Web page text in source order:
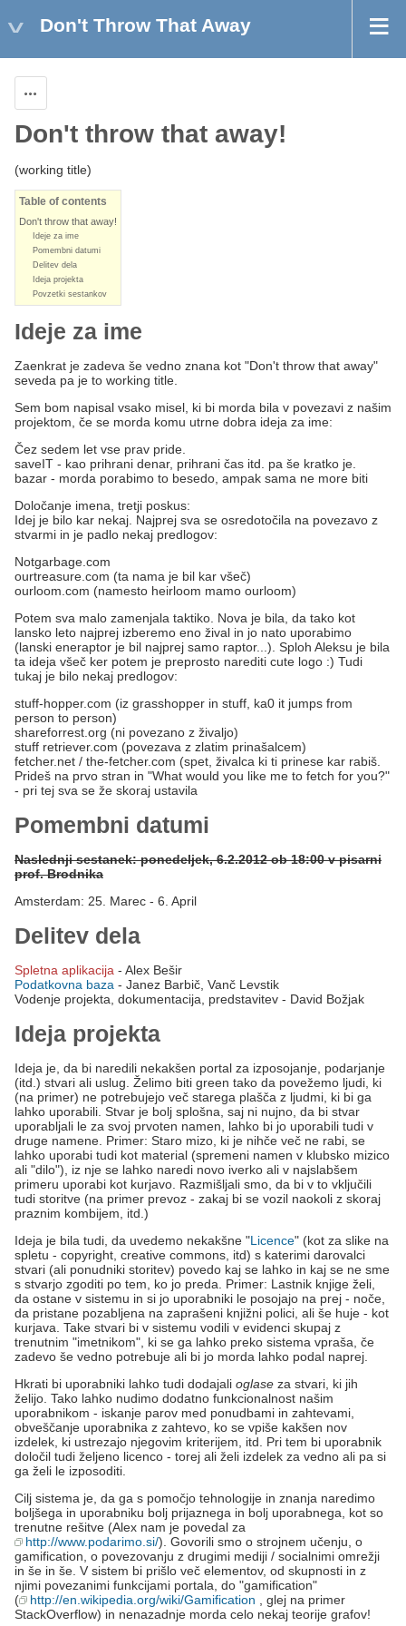
Don't Throw That Away
Don't throw that away!
(working title)
Table of contents
Don't throw that away!
Ideje za ime
Pomembni datumi
Delitev dela
Ideja projekta
Povzetki sestankov
Ideje za ime
Zaenkrat je zadeva še vedno znana kot "Don't throw that away"
seveda pa je to working title.
Sem bom napisal vsako misel, ki bi morda bila v povezavi z našim
projektom, če se morda komu utrne dobra ideja za ime:
Čez sedem let vse prav pride.
saveIT - kao prihrani denar, prihrani čas itd. pa še kratko je.
bazar - morda porabimo to besedo, ampak sama ne more biti
Določanje imena, tretji poskus:
Idej je bilo kar nekaj. Najprej sva se osredotočila na povezavo z
stvarmi in je padlo nekaj predlogov:
Notgarbage.com
ourtreasure.com (ta nama je bil kar všeč)
ourloom.com (namesto heirloom mamo ourloom)
Potem sva malo zamenjala taktiko. Nova je bila, da tako kot
lansko leto najprej izberemo eno žival in jo nato uporabimo
(lanski eneraptor je bil najprej samo raptor...). Sploh Aleksu je bila
ta ideja všeč ker potem je preprosto narediti cute logo :) Tudi
tukaj je bilo nekaj predlogov:
stuff-hopper.com (iz grasshopper in stuff, ka0 it jumps from
person to person)
shareforrest.org (ni povezano z živaljo)
stuff retriever.com (povezava z zlatim prinašalcem)
fetcher.net / the-fetcher.com (spet, živalca ki ti prinese kar rabiš.
Prideš na prvo stran in "What would you like me to fetch for you?"
- pri tej sva se že skoraj ustavila
Pomembni datumi
Naslednji sestanek: ponedeljek, 6.2.2012 ob 18:00 v pisarni
prof. Brodnika
Amsterdam: 25. Marec - 6. April
Delitev dela
Spletna aplikacija - Alex Bešir
Podatkovna baza - Janez Barbič, Vanč Levstik
Vodenje projekta, dokumentacija, predstavitev - David Božjak
Ideja projekta
Ideja je, da bi naredili nekakšen portal za izposojanje, podarjanje
(itd.) stvari ali uslug. Želimo biti green tako da povežemo ljudi, ki
(na primer) ne potrebujejo več starega plašča z ljudmi, ki bi ga
lahko uporabili. Stvar je bolj splošna, saj ni nujno, da bi stvar
uporabljali le za svoj prvoten namen, lahko bi jo uporabili tudi v
druge namene. Primer: Staro mizo, ki je nihče več ne rabi, se
lahko uporabi tudi kot material (spremeni namen v klubsko mizico
ali "dilo"), iz nje se lahko naredi novo iverko ali v najslabšem
primeru uporabi kot kurjavo. Razmišljali smo, da bi v to vključili
tudi storitve (na primer prevoz - zakaj bi se vozil naokoli z skoraj
praznim kombijem, itd.)
Ideja je bila tudi, da uvedemo nekakšne "Licence" (kot za slike na
spletu - copyright, creative commons, itd) s katerimi darovalci
stvari (ali ponudniki storitev) povedo kaj se lahko in kaj se ne sme
s stvarjo zgoditi po tem, ko jo preda. Primer: Lastnik knjige želi,
da ostane v sistemu in si jo uporabniki le posojajo na prej - noče,
da pristane pozabljena na zaprašeni knjižni polici, ali še huje - kot
kurjava. Take stvari bi v sistemu vodili v evidenci skupaj z
trenutnim "imetnikom", ki se ga lahko preko sistema vpraša, če
zadevo še vedno potrebuje ali bi jo morda lahko podal naprej.
Hkrati bi uporabniki lahko tudi dodajali oglase za stvari, ki jih
želijo. Tako lahko nudimo dodatno funkcionalnost našim
uporabnikom - iskanje parov med ponudbami in zahtevami,
obveščanje uporabnika z zahtevo, ko se vpiše kakšen nov
izdelek, ki ustrezajo njegovim kriterijem, itd. Pri tem bi uporabnik
določil tudi željeno licenco - torej ali želi izdelek za vedno ali pa si
ga želi le izposoditi.
Cilj sistema je, da ga s pomočjo tehnologije in znanja naredimo
boljšega in uporabniku bolj prijaznega in bolj uporabnega, kot so
trenutne rešitve (Alex nam je povedal za
http://www.podarimo.si/). Govorili smo o strojnem učenju, o
gamification, o povezovanju z drugimi mediji / socialnimi omrežji
in še in še. V sistem bi prišlo več elementov, od skupnosti in z
njimi povezanimi funkcijami portala, do "gamification"
(
http://en.wikipedia.org/wiki/Gamification , glej na primer
StackOverflow) in nenazadnje morda celo nekaj teorije grafov!